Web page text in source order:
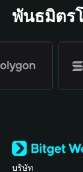
พันธมิตร
บริษัท